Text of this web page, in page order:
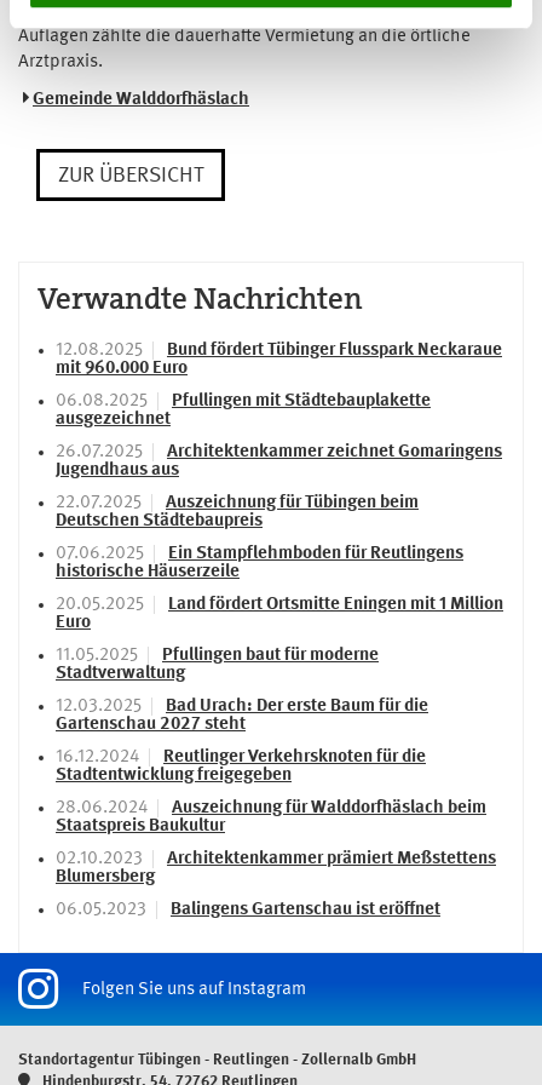
Sanierung an den Investor unter Auflagen veräußert. Zu den
Auflagen zählte die dauerhafte Vermietung an die örtliche
Arztpraxis.
Gemeinde Walddorfhäslach
ZUR ÜBERSICHT
Verwandte Nachrichten
12.08.2025
Bund fördert Tübinger Flusspark Neckaraue
mit 960.000 Euro
06.08.2025
Pfullingen mit Städtebauplakette
ausgezeichnet
26.07.2025
Architektenkammer zeichnet Gomaringens
Jugendhaus aus
22.07.2025
Auszeichnung für Tübingen beim
Deutschen Städtebaupreis
07.06.2025
Ein Stampflehmboden für Reutlingens
historische Häuserzeile
20.05.2025
Land fördert Ortsmitte Eningen mit 1 Million
Euro
11.05.2025
Pfullingen baut für moderne
Stadtverwaltung
12.03.2025
Bad Urach: Der erste Baum für die
Gartenschau 2027 steht
16.12.2024
Reutlinger Verkehrsknoten für die
Stadtentwicklung freigegeben
28.06.2024
Auszeichnung für Walddorfhäslach beim
Staatspreis Baukultur
02.10.2023
Architektenkammer prämiert Meßstettens
Blumersberg
06.05.2023
Balingens Gartenschau ist eröffnet
Folgen Sie uns auf Instagram
Standortagentur Tübingen - Reutlingen - Zollernalb GmbH
Hindenburgstr. 54, 72762 Reutlingen